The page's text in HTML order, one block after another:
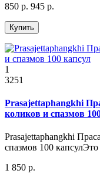
850 р. 945 р.
Купить
1
3251
Prasajettaphangkhi
коликов и спазмов
Prasajettaphangkhi
спазмов 100
1 850 р.